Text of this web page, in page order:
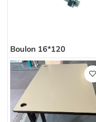
Boulon 16*120